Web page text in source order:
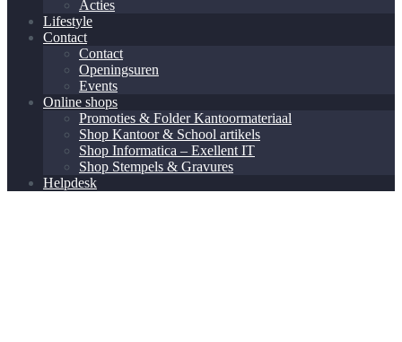
Acties
Lifestyle
Contact
Contact
Openingsuren
Events
Online shops
Promoties & Folder Kantoormateriaal
Shop Kantoor & School artikels
Shop Informatica – Exellent IT
Shop Stempels & Gravures
Helpdesk